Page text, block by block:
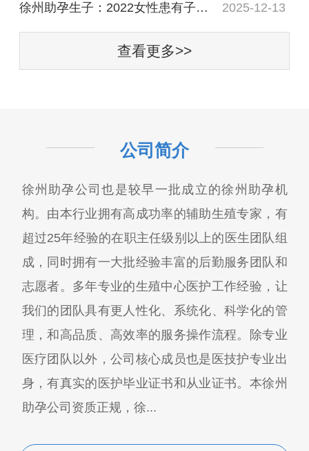
徐州助孕生子：2022女性患有子宫增生做试管婴儿还能怀孕吗- 2025-12-13
查看更多>>
公司简介
徐州助孕公司也是较早一批成立的徐州助孕机
构。由本行业拥有高成功率的辅助生殖专家，有
超过25年经验的在职主任级别以上的医生团队组
成，同时拥有一大批经验丰富的后勤服务团队和
志愿者。多年专业的生殖中心医护工作经验，让
我们的团队具有更人性化、系统化、科学化的管
理，和高品质、高效率的服务操作流程。除专业
医疗团队以外，公司核心成员也是医技护专业出
身，有真实的医护毕业证书和从业证书。本徐州
助孕公司资质正规，徐...